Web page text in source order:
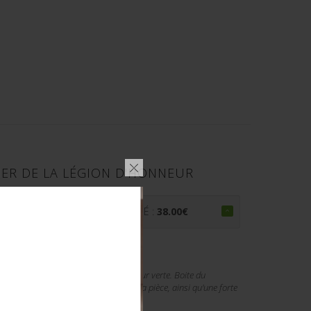
DE LA LÉGION D'HONNEUR
PRIX ADJUGÉ : 38.00€
petits manques de la couleur verte. Boite du
noter une légère usure et patine de la pièce, ainsi qu'une forte